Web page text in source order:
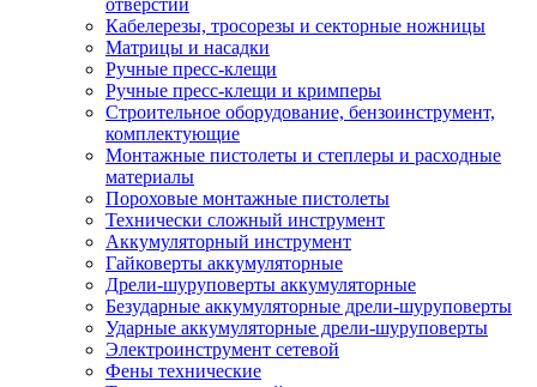
отверстий
Кабелерезы, тросорезы и секторные ножницы
Матрицы и насадки
Ручные пресс-клещи
Ручные пресс-клещи и кримперы
Строительное оборудование, бензоинструмент,
комплектующие
Монтажные пистолеты и степлеры и расходные
материалы
Пороховые монтажные пистолеты
Технически сложный инструмент
Аккумуляторный инструмент
Гайковерты аккумуляторные
Дрели-шуруповерты аккумуляторные
Безударные аккумуляторные дрели-шуруповерты
Ударные аккумуляторные дрели-шуруповерты
Электроинструмент сетевой
Фены технические